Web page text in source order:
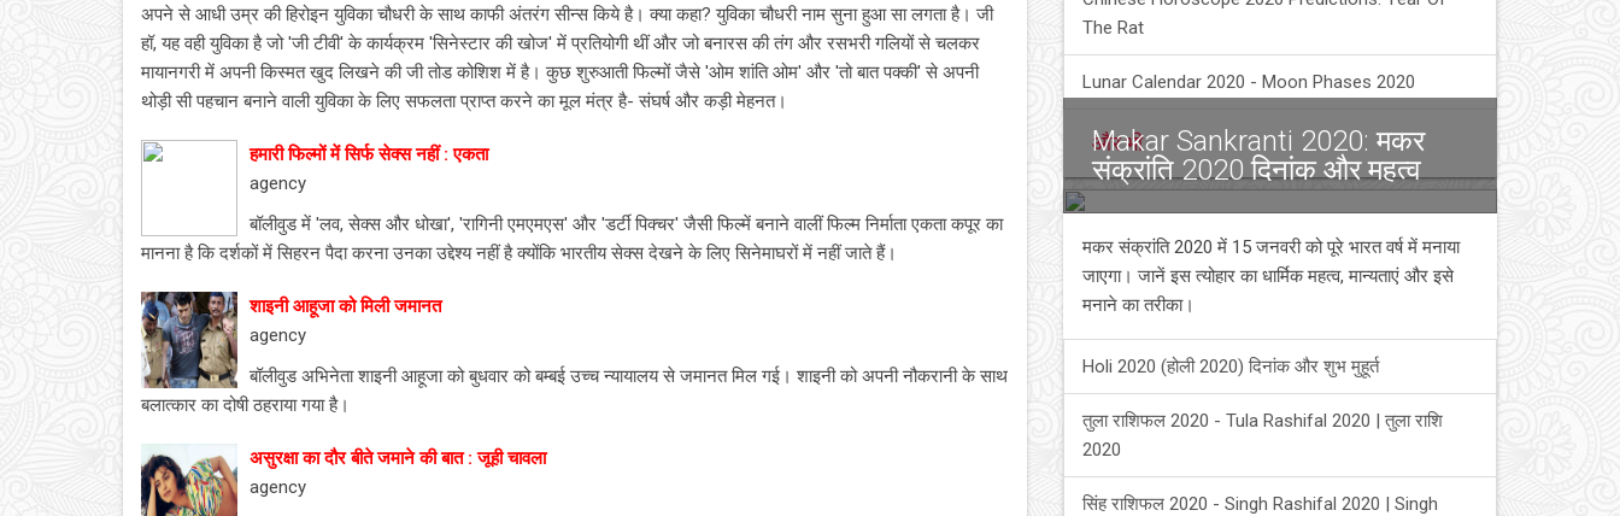
अपने से आधी उम्र की हिरोइन युविका चौधरी के साथ काफी अंतरंग सीन्‍स किये है। क्‍या कहा? युविका चौधरी नाम सुना हुआ सा लगता है। जी
हॉ, यह वही युविका है जो 'जी टीवी' के कार्यक्रम 'सिनेस्‍टार की खोज' में प्रतियोगी थीं और जो बनारस की तंग और रसभरी गलियों से चलकर
मायानगरी में अपनी किस्‍मत खुद लिखने की जी तोड कोशिश में है। कुछ शुरुआती फिल्‍मों जैसे 'ओम शांति ओम' और 'तो बात पक्‍की' से अपनी
थोड़ी सी पहचान बनाने वाली युविका के लिए सफलता प्राप्‍त करने का मूल मंत्र है- संघर्ष और कड़ी मेहनत।
हमारी फिल्‍मों में सिर्फ सेक्‍स नहीं : एकता
agency
बॉलीवुड में 'लव, सेक्स और धोखा', 'रागिनी एमएमएस' और 'डर्टी पिक्चर' जैसी फिल्में बनाने वालीं फिल्म निर्माता एकता कपूर का
मानना है कि दर्शकों में सिहरन पैदा करना उनका उद्देश्य नहीं है क्योंकि भारतीय सेक्स देखने के लिए सिनेमाघरों में नहीं जाते हैं।
शाइनी आहूजा को मिली जमानत
agency
बॉलीवुड अभिनेता शाइनी आहूजा को बुधवार को बम्बई उच्च न्यायालय से जमानत मिल गई। शाइनी को अपनी नौकरानी के साथ
बलात्कार का दोषी ठहराया गया है।
असुरक्षा का दौर बीते जमाने की बात : जूही चावला
agency
The Rat
Lunar Calendar 2020 - Moon Phases 2020
और भी
Makar Sankranti 2020: मकर
संक्रांति 2020 दिनांक और महत्व
मकर संक्रांति 2020 में 15 जनवरी को पूरे भारत वर्ष में मनाया
जाएगा। जानें इस त्योहार का धार्मिक महत्व, मान्यताएं और इसे
मनाने का तरीका।
Holi 2020 (होली 2020) दिनांक और शुभ मुहूर्त
तुला राशिफल 2020 - Tula Rashifal 2020 | तुला राशि
2020
सिंह राशिफल 2020 - Singh Rashifal 2020 | Singh